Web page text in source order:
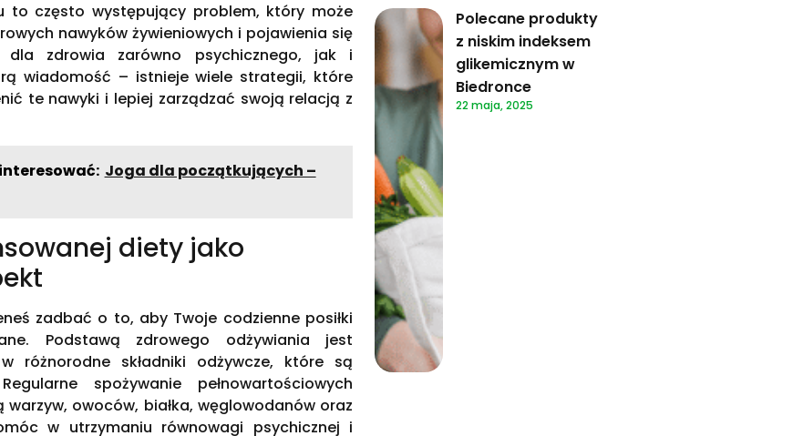
to często występujący problem, który może
nawyków żywieniowych i pojawienia się
dla zdrowia zarówno psychicznego, jak i
wiadomość – istnieje wiele strategii, które
te nawyki i lepiej zarządzać swoją relacją z
Joga dla początkujących –
diety jako
zadbać o to, aby Twoje codzienne posiłki
Podstawą zdrowego odżywiania jest
różnorodne składniki odżywcze, które są
spożywanie pełnowartościowych
owoców, białka, węglowodanów oraz
w utrzymaniu równowagi psychicznej i
Polecane produkty
z niskim indeksem
glikemicznym w
Biedronce
22 maja, 2025